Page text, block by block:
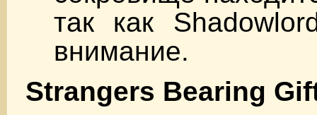
так как
внимание.
Strangers Bearing